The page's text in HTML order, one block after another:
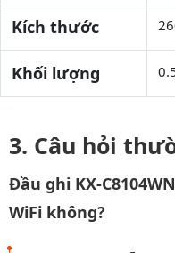
Kích thước
Khối lượng
Câu hỏi
Đầu ghi KX-
WiFi không?